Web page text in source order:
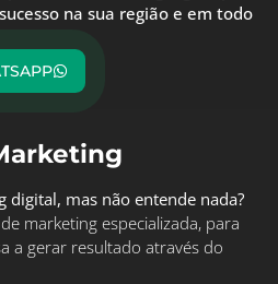
na sua região e em todo
mas não entende nada?
marketing especializada, para
a gerar resultado através do